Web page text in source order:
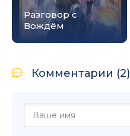
Разговор с
Вождём
Комментарии (2)